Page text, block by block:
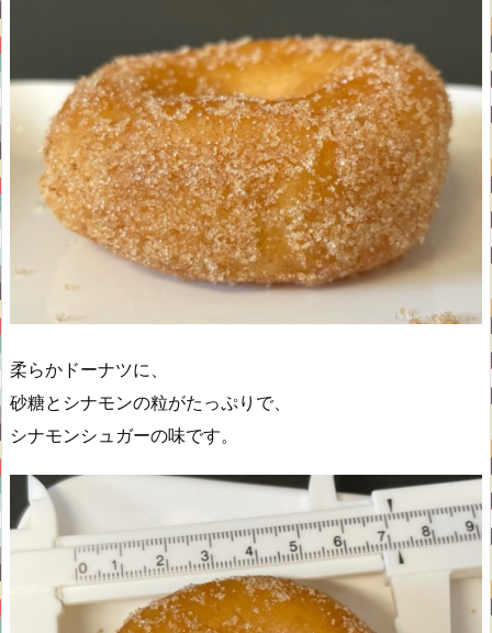
柔らかドーナツに、
砂糖とシナモンの粒がたっぷりで、
シナモンシュガーの味です。